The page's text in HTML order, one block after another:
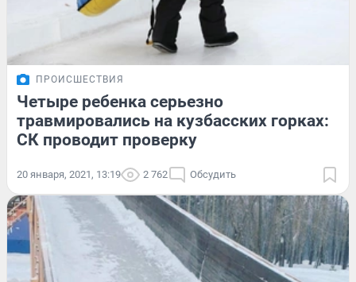
ПРОИСШЕСТВИЯ
Четыре ребенка серьезно
травмировались на кузбасских горках:
СК проводит проверку
20 января, 2021, 13:19 2 762 Обсудить